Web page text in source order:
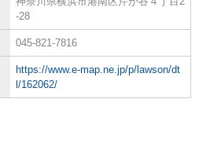
-28
045-821-7816
https://www.e-map.ne.jp/p/lawson/dt
l/162062/